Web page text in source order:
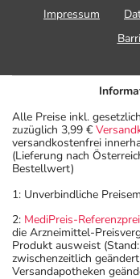
Impressum
Alle Preise inkl.
zuzüglich 3,99 €
versandkostenfrei
(Lieferung nach
Bestellwert)
1: Unverbindliche
2: MediPreis-
die Arzneimittel-
Produkt ausweist
zwischenzeitlich
Versandapotheken